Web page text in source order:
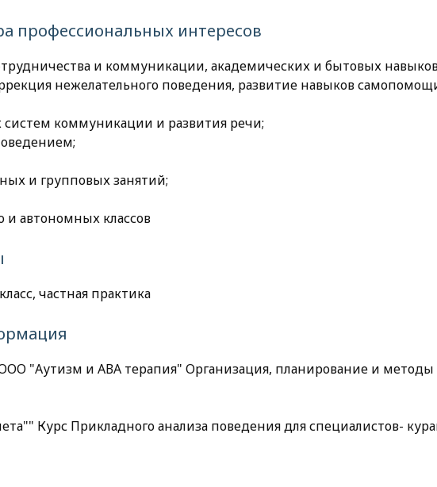
профессиональных интересов
и коммуникации, академических и бытовых
нежелательного поведения, развитие навыков
коммуникации и развития речи;
и групповых занятий;
и автономных классов
частная практика
"Аутизм и АВА терапия" Организация, планирование и методы
Курс Прикладного анализа поведения для специалистов-